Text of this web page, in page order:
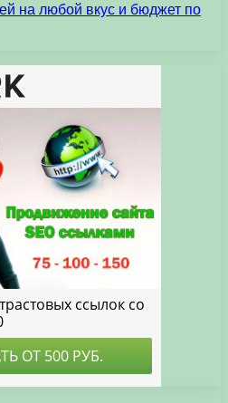
на любой вкус и бюджет по